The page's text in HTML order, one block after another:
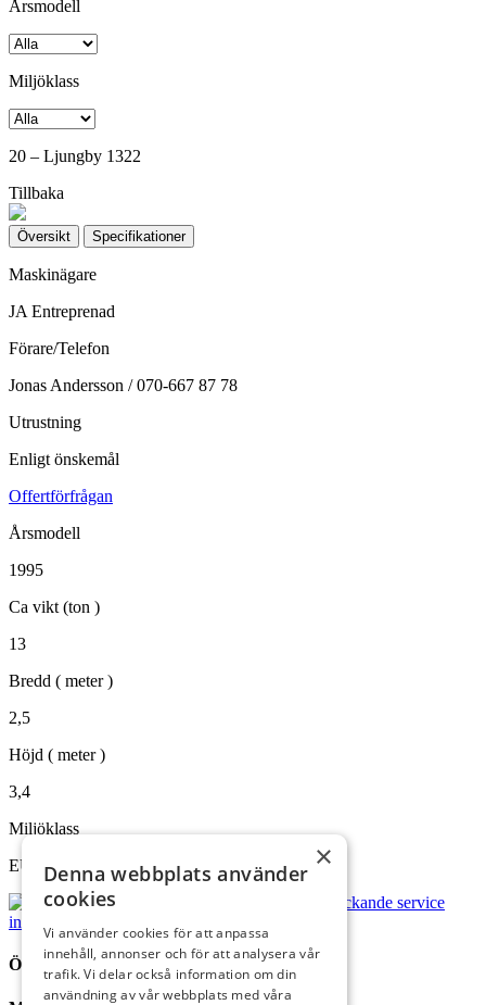
Årsmodell
Miljöklass
20 – Ljungby 1322
Tillbaka
Översikt Specifikationer
Maskinägare
JA Entreprenad
Förare/Telefon
Jonas Andersson / 070-667 87 78
Utrustning
Enligt önskemål
Offertförfrågan
Årsmodell
1995
Ca vikt (ton )
13
Bredd ( meter )
2,5
Höjd ( meter )
3,4
Miljöklass
EU steg 1
ÖPPETTIDER
×
Denna webbplats använder
cookies
Vi använder cookies för att anpassa
innehåll, annonser och för att analysera vår
trafik. Vi delar också information om din
användning av vår webbplats med våra